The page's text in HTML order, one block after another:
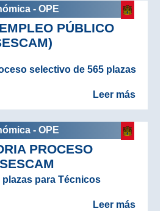
- OPE
PÚBLICO
selectivo de 565 plazas
Leer más
- OPE
PROCESO
para Técnicos
Leer más